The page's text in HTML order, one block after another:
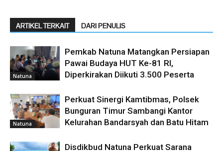
ARTIKEL TERKAIT DARI PENULIS
Natuna
Pemkab Natuna Matangkan Persiapan
Pawai Budaya HUT Ke-81 RI,
Diperkirakan Diikuti 3.500 Peserta
Natuna
Perkuat Sinergi Kamtibmas, Polsek
Bunguran Timur Sambangi Kantor
Kelurahan Bandarsyah dan Batu Hitam
Disdikbud Natuna Perkuat Sarana